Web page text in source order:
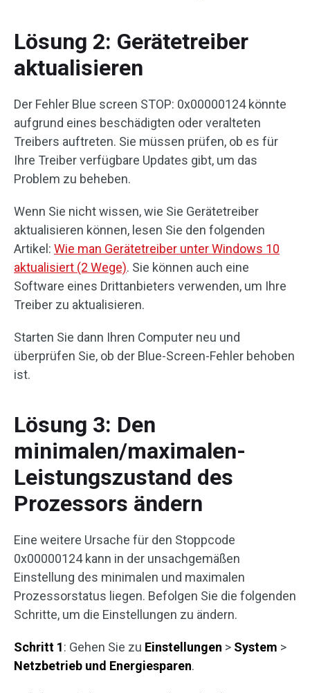
Lösung 2: Gerätetreiber
aktualisieren
Der Fehler Blue screen STOP: 0x00000124 könnte
aufgrund eines beschädigten oder veralteten
Treibers auftreten. Sie müssen prüfen, ob es für
Ihre Treiber verfügbare Updates gibt, um das
Problem zu beheben.
Wenn Sie nicht wissen, wie Sie Gerätetreiber
aktualisieren können, lesen Sie den folgenden
Artikel: Wie man Gerätetreiber unter Windows 10
aktualisiert (2 Wege). Sie können auch eine
Software eines Drittanbieters verwenden, um Ihre
Treiber zu aktualisieren.
Starten Sie dann Ihren Computer neu und
überprüfen Sie, ob der Blue-Screen-Fehler behoben
ist.
Lösung 3: Den
minimalen/maximalen-
Leistungszustand des
Prozessors ändern
Eine weitere Ursache für den Stoppcode
0x00000124 kann in der unsachgemäßen
Einstellung des minimalen und maximalen
Prozessorstatus liegen. Befolgen Sie die folgenden
Schritte, um die Einstellungen zu ändern.
Schritt 1: Gehen Sie zu Einstellungen > System >
Netzbetrieb und Energiesparen.